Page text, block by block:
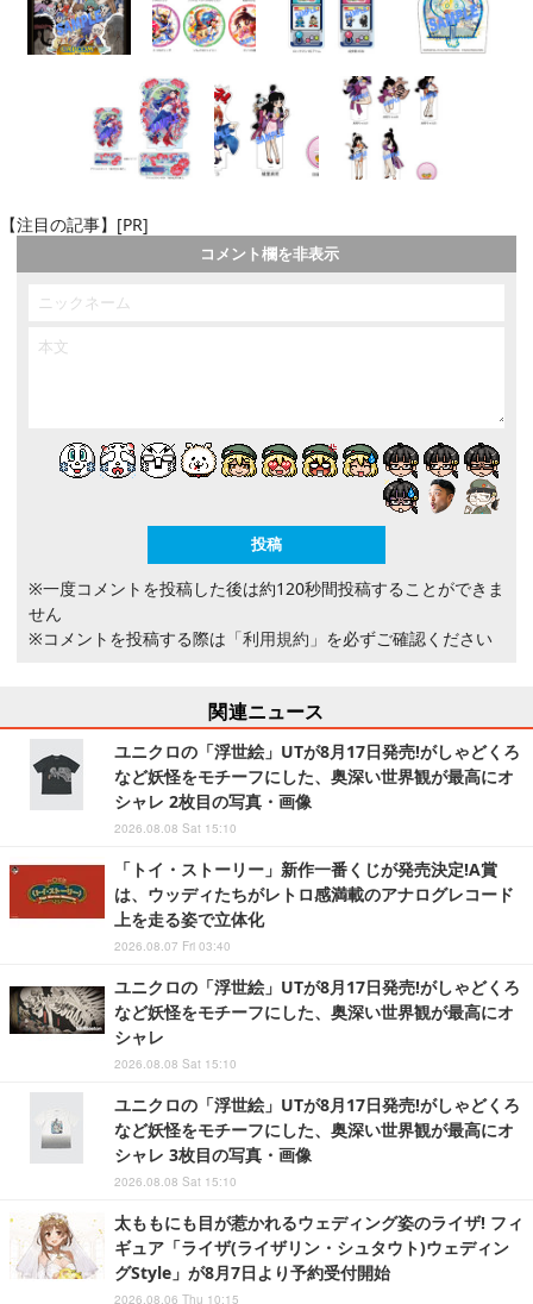
【注目の記事】[PR]
コメント欄を非表示
※一度コメントを投稿した後は約120秒間投稿することができま
せん
※コメントを投稿する際は 「利用規約」 を必ずご確認ください
関連ニュース
ユニクロの「浮世絵」UTが8月17日発売!がしゃどくろ
など妖怪をモチーフにした、奥深い世界観が最高にオ
シャレ 2枚目の写真・画像
2026.08.08 Sat 15:10
「トイ・ストーリー」新作一番くじが発売決定!A賞
は、ウッディたちがレトロ感満載のアナログレコード
上を走る姿で立体化
2026.08.07 Fri 03:40
ユニクロの「浮世絵」UTが8月17日発売!がしゃどくろ
など妖怪をモチーフにした、奥深い世界観が最高にオ
シャレ
2026.08.08 Sat 15:10
ユニクロの「浮世絵」UTが8月17日発売!がしゃどくろ
など妖怪をモチーフにした、奥深い世界観が最高にオ
シャレ 3枚目の写真・画像
2026.08.08 Sat 15:10
太ももにも目が惹かれるウェディング姿のライザ! フィ
ギュア「ライザ(ライザリン・シュタウト)ウェディン
グStyle」が8月7日より予約受付開始
2026.08.06 Thu 10:15